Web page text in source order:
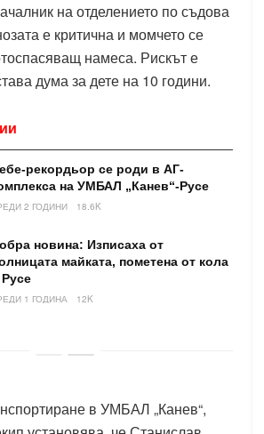
на отделението по съдова
е критична и момчето се
намеса. Рискът е
дума за дете на 10 години.
рекордьор се роди в АГ-
на УМБАЛ „Канев“-Русе
2 ГОДИНИ 18.6K
новина: Изписаха от
майката, пометена от кола
1 ГОДИНА 12K
в УМБАЛ „Канев“,